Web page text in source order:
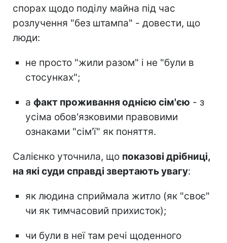
спорах щодо поділу майна під час
розлучення "без штампа" - довести, що
люди:
не просто "жили разом" і не "були в
стосунках";
а факт проживання однією сім'єю - з
усіма обов'язковими правовими
ознаками "сім'ї" як поняття.
Салієнко уточнила, що показові дрібниці,
на які суди справді звертають увагу:
як людина сприймала житло (як "своє"
чи як тимчасовий прихисток);
чи були в неї там речі щоденного